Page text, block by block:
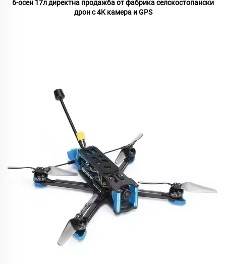
6-осен 17л директна продажба от фабрика селскостопански
дрон с 4K камера и GPS